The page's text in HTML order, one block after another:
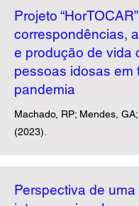
Projeto
correspondências,
e produção de vida
pessoas idosas em
pandemia
Machado, RP; Mendes,
(2023).
Perspectiva de